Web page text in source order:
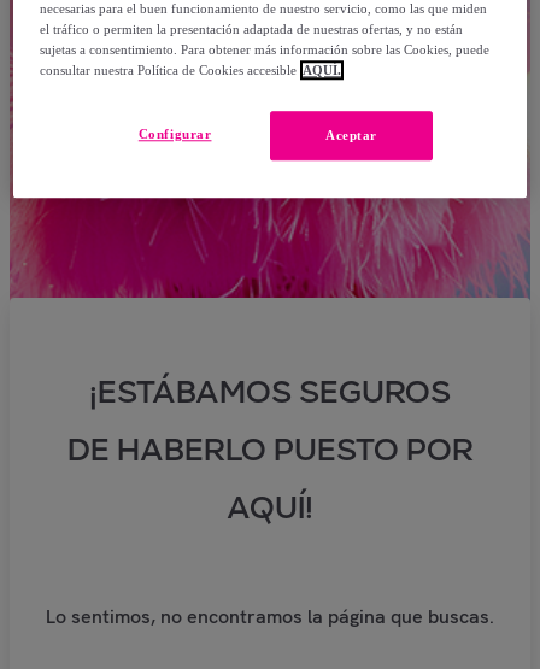
¡ESTÁBAMOS SEGUROS
DE HABERLO PUESTO POR
AQUÍ!
Lo sentimos, no encontramos la página que buscas.
necesarias para el buen funcionamiento de nuestro servicio, como las que miden
el tráfico o permiten la presentación adaptada de nuestras ofertas, y no están
sujetas a consentimiento. Para obtener más información sobre las Cookies, puede
consultar nuestra Política de Cookies accesible AQUÍ.
Aceptar
Configurar